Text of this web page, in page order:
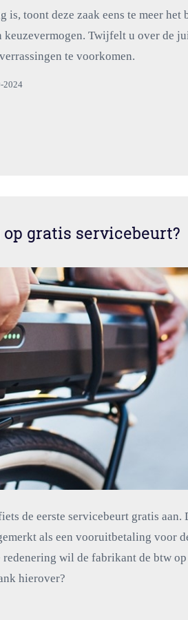
toont deze zaak eens te meer het
Twijfelt u over de
te voorkomen.
2024
gratis servicebeurt?
de eerste servicebeurt gratis aan.
als een vooruitbetaling voor
wil de fabrikant de btw
hierover?